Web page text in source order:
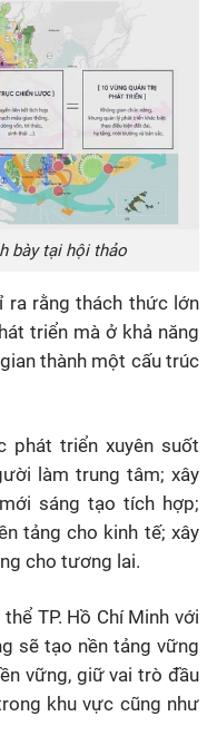
bày tại hội thảo
ra rằng thách thức lớn
triển mà ở khả năng
thành một cấu trúc
phát triển xuyên suốt
làm trung tâm; xây
sáng tạo tích hợp;
tảng cho kinh tế; xây
cho tương lai.
TP. Hồ Chí Minh với
sẽ tạo nền tảng vững
vững, giữ vai trò đầu
khu vực cũng như